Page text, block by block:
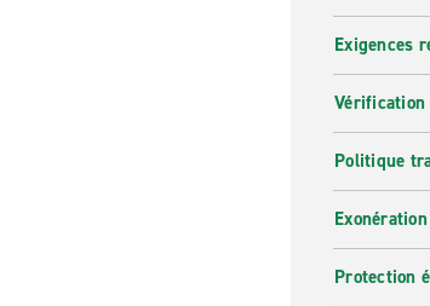
Exigences
Vérification
Politique
Protection